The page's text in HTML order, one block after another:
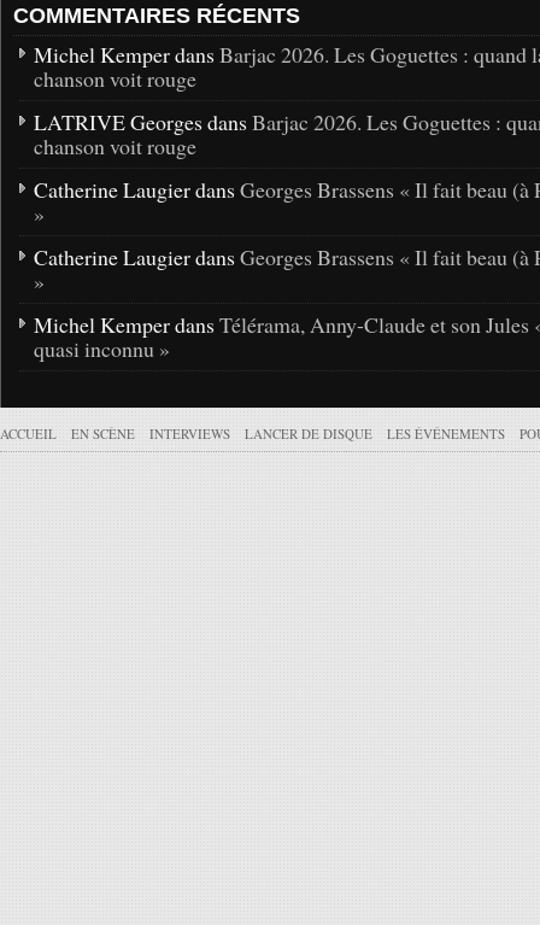
COMMENTAIRES RÉCENTS
Michel Kemper dans Barjac 2026. Les Goguettes : quand
chanson voit rouge
LATRIVE Georges dans Barjac 2026. Les Goguettes :
chanson voit rouge
Catherine Laugier dans Georges Brassens « Il fait beau (à
»
Catherine Laugier dans Georges Brassens « Il fait beau (à
»
Michel Kemper dans Télérama, Anny-Claude et son Jules
quasi inconnu »
ACCUEIL EN SCÈNE INTERVIEWS LANCER DE DISQUE LES ÉVÉNEMENTS